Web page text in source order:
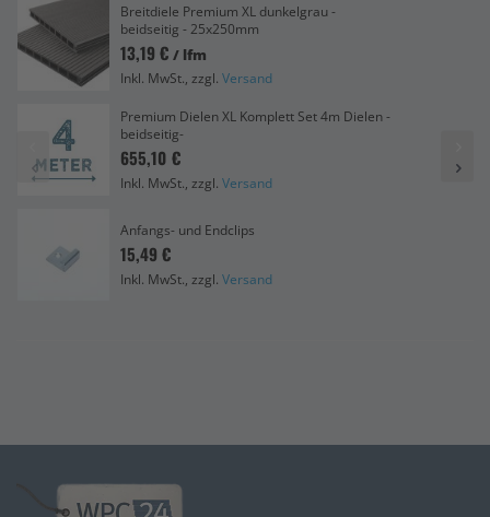
Breitdiele Premium XL dunkelgrau -
beidseitig - 25x250mm
13,19 € / lfm
Inkl. MwSt., zzgl. Versand
Premium Dielen XL Komplett Set 4m Dielen -
beidseitig-
655,10 €
Inkl. MwSt., zzgl. Versand
Anfangs- und Endclips
15,49 €
Inkl. MwSt., zzgl. Versand